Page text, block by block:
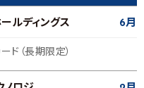
ルディングス 6月
（長期限定）